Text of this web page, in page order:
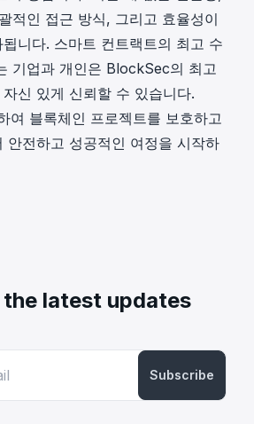
적인 접근 방식, 그리고 효율성이
니다. 스마트 컨트랙트의 최고 수
기업과 개인은 BlockSec의 최고
신 있게 신뢰할 수 있습니다.
여 블록체인 프로젝트를 보호하고
안전하고 성공적인 여정을 시작하
latest updates
Subscribe